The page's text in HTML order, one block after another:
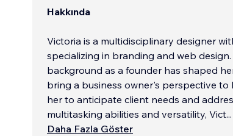
Hakkında
Victoria is a multidisciplinary designer
specializing in branding and web
background as a founder has shaped
bring a business owner's perspective to
her to anticipate client needs and
multitasking abilities and versatility, Vict...
Daha Fazla Göster